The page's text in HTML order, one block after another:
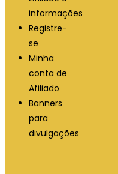
informações
Registre-
se
Minha
conta de
Afiliado
Banners
para
divulgações